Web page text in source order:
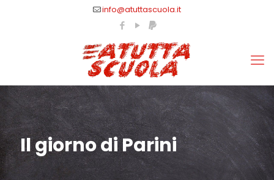
info@atuttascuola.it
Il giorno di Parini